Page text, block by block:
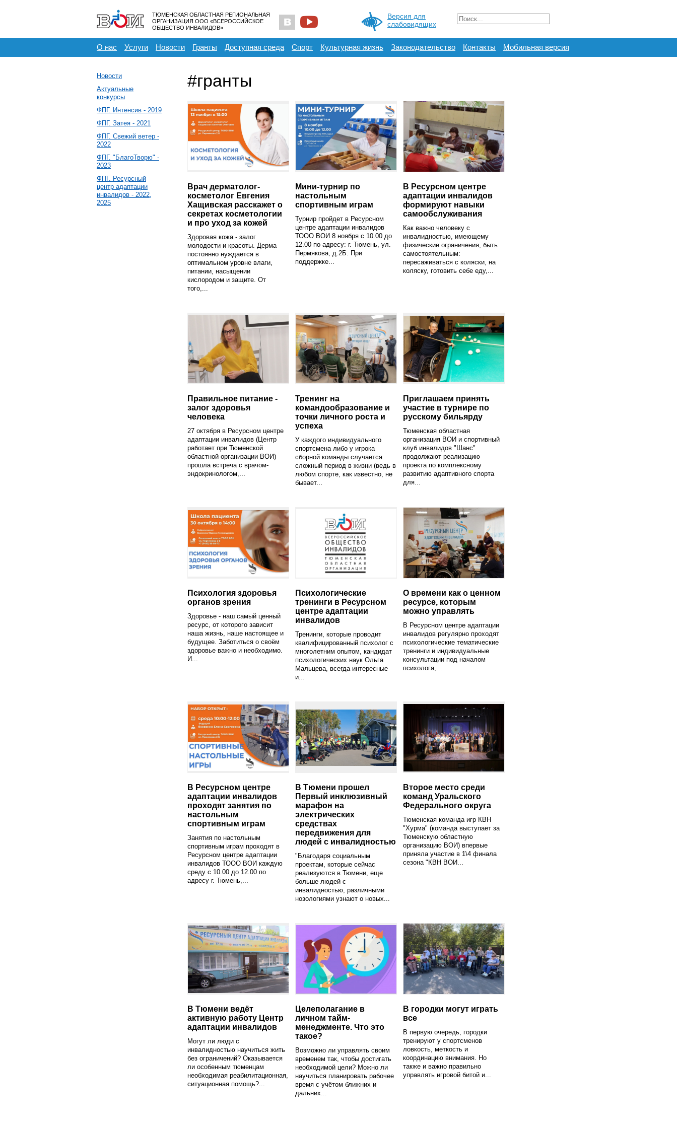
ТЮМЕНСКАЯ ОБЛАСТНАЯ РЕГИОНАЛЬНАЯ
ОРГАНИЗАЦИЯ ООО «ВСЕРОССИЙСКОЕ
ОБЩЕСТВО ИНВАЛИДОВ»
Версия для
слабовидящих
О нас Услуги Новости Гранты Доступная среда Спорт Культурная жизнь Законодательство Контакты Мобильная версия
Новости
Актуальные
конкурсы
ФПГ. Интенсив - 2019
ФПГ. Затея - 2021
ФПГ. Свежий ветер -
2022
ФПГ. "БлагоТворю" -
2023
ФПГ. Ресурсный
центр адаптации
инвалидов - 2022,
2025
#гранты
Врач дерматолог-
косметолог Евгения
Хащивская расскажет о
секретах косметологии
и про уход за кожей
Здоровая кожа - залог
молодости и красоты. Дерма
постоянно нуждается в
оптимальном уровне влаги,
питании, насыщении
кислородом и защите. От
того,...
Мини-турнир по
настольным
спортивным играм
Турнир пройдет в Ресурсном
центре адаптации инвалидов
ТООО ВОИ 8 ноября с 10.00 до
12.00 по адресу: г. Тюмень, ул.
Пермякова, д.2Б. При
поддержке...
В Ресурсном центре
адаптации инвалидов
формируют навыки
самообслуживания
Как важно человеку с
инвалидностью, имеющему
физические ограничения, быть
самостоятельным:
пересаживаться с коляски, на
коляску, готовить себе еду,...
Правильное питание -
залог здоровья
человека
27 октября в Ресурсном центре
адаптации инвалидов (Центр
работает при Тюменской
областной организации ВОИ)
прошла встреча с врачом-
эндокринологом,...
Тренинг на
командообразование и
точки личного роста и
успеха
У каждого индивидуального
спортсмена либо у игрока
сборной команды случается
сложный период в жизни (ведь в
любом спорте, как известно, не
бывает...
Приглашаем принять
участие в турнире по
русскому бильярду
Тюменская областная
организация ВОИ и спортивный
клуб инвалидов "Шанс"
продолжают реализацию
проекта по комплексному
развитию адаптивного спорта
для...
Психология здоровья
органов зрения
Здоровье - наш самый ценный
ресурс, от которого зависит
наша жизнь, наше настоящее и
будущее. Заботиться о своём
здоровье важно и необходимо.
И...
Психологические
тренинги в Ресурсном
центре адаптации
инвалидов
Тренинги, которые проводит
квалифицированный психолог с
многолетним опытом, кандидат
психологических наук Ольга
Мальцева, всегда интересные
и...
О времени как о ценном
ресурсе, которым
можно управлять
В Ресурсном центре адаптации
инвалидов регулярно проходят
психологические тематические
тренинги и индивидуальные
консультации под началом
психолога,...
В Ресурсном центре
адаптации инвалидов
проходят занятия по
настольным
спортивным играм
Занятия по настольным
спортивным играм проходят в
Ресурсном центре адаптации
инвалидов ТООО ВОИ каждую
среду с 10.00 до 12.00 по
адресу г. Тюмень,...
В Тюмени прошел
Первый инклюзивный
марафон на
электрических
средствах
передвижения для
людей с инвалидностью
"Благодаря социальным
проектам, которые сейчас
реализуются в Тюмени, еще
больше людей с
инвалидностью, различными
нозологиями узнают о новых...
Второе место среди
команд Уральского
Федерального округа
Тюменская команда игр КВН
"Хурма" (команда выступает за
Тюменскую областную
организацию ВОИ) впервые
приняла участие в 1\4 финала
сезона "КВН ВОИ...
В Тюмени ведёт
активную работу Центр
адаптации инвалидов
Могут ли люди с
инвалидностью научиться жить
без ограничений? Оказывается
ли особенным тюменцам
необходимая реабилитационная,
ситуационная помощь?...
Целеполагание в
личном тайм-
менеджменте. Что это
такое?
Возможно ли управлять своим
временем так, чтобы достигать
необходимой цели? Можно ли
научиться планировать рабочее
время с учётом ближних и
дальних...
В городки могут играть
все
В первую очередь, городки
тренируют у спортсменов
ловкость, меткость и
координацию внимания. Но
также и важно правильно
управлять игровой битой и...